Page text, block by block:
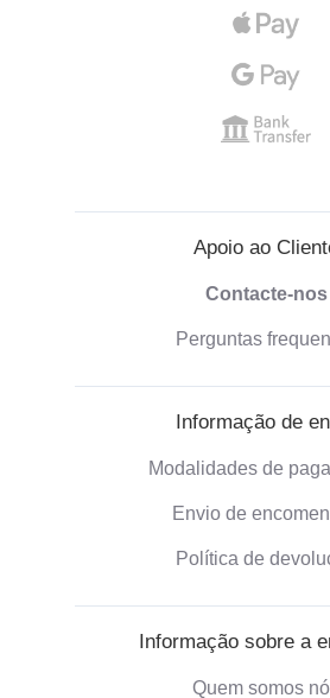
Apoio ao
Contacte-nos
Perguntas
Informação de
Modalidades de
Envio de
Política de
Informação sobre a
Quem somos